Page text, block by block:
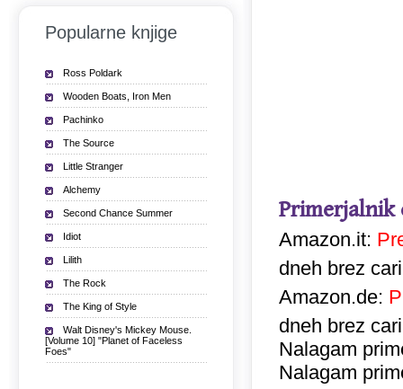
Primerjalnik
Amazon.it:
dneh brez
Amazon.de:
dneh brez
Nalagam
Nalagam
Popularne knjige
Ross Poldark
Wooden Boats, Iron Men
Pachinko
The Source
Little Stranger
Alchemy
Second Chance Summer
Idiot
Lilith
The Rock
The King of Style
Walt Disney's Mickey Mouse.
[Volume 10] "Planet of Faceless
Foes"